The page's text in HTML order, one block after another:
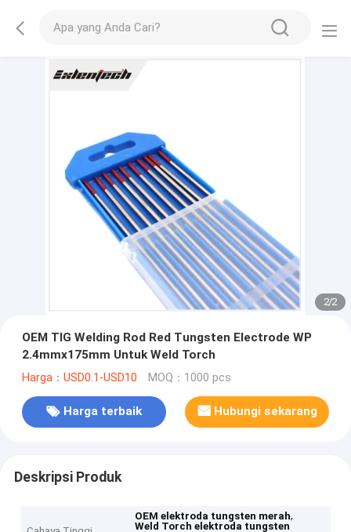
2/2
OEM TIG Welding Rod Red Tungsten Electrode WP
2.4mmx175mm Untuk Weld Torch
Harga：USD0.1-USD10 MOQ：1000 pcs
Harga terbaik Hubungi sekarang
Deskripsi Produk
OEM elektroda tungsten merah,
Weld Torch elektroda tungsten